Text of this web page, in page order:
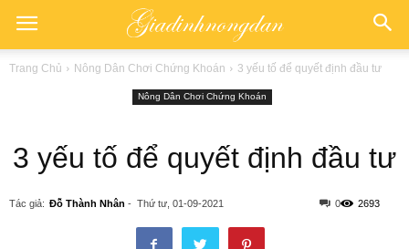
Trang Chủ Nông Dân Chơi Chứng Khoán 3 yếu tố để quyết định đầu tư
Nông Dân Chơi Chứng Khoán
3 yếu tố để quyết định đầu tư
Tác giả: Đỗ Thành Nhân - Thứ tư, 01-09-2021 2693
0